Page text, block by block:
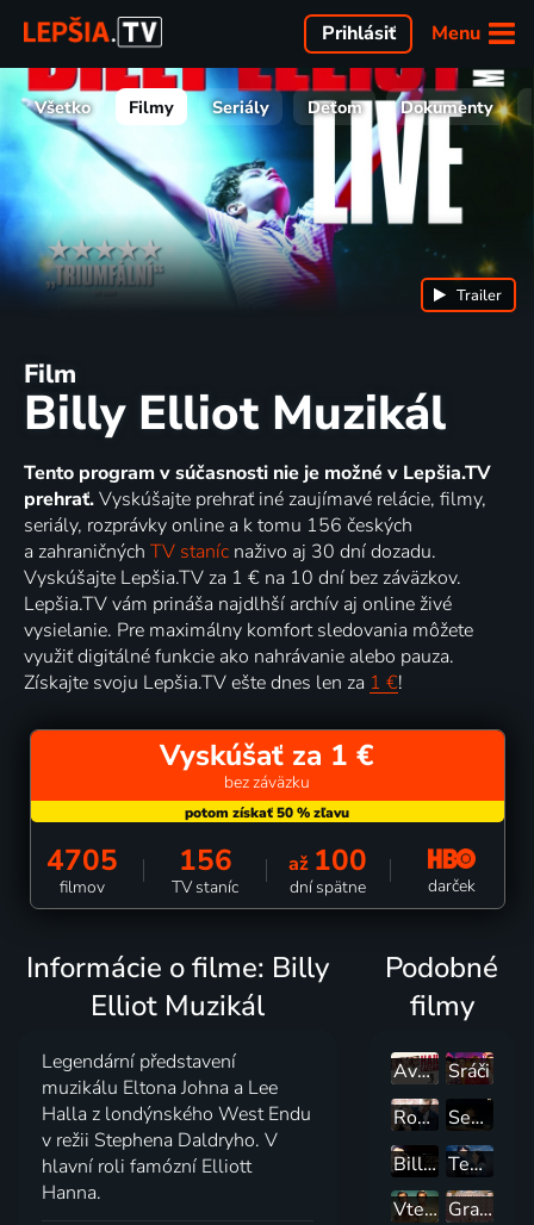
Menu
Prihlásiť
Všetko Filmy Seriály Deťom Dokumenty
Film
Billy Elliot Muzikál
Trailer
Tento program v súčasnosti nie je možné v Lepšia.TV
prehrať.Vyskúšajte prehrať iné zaujímavé relácie, filmy,
seriály, rozprávky online a k tomu 156 českých
a zahraničných TV staníc naživo aj 30 dní dozadu.
Vyskúšajte Lepšia.TV za 1 € na 10 dní bez záväzkov.
Lepšia.TV vám prináša najdlhší archív aj online živé
vysielanie. Pre maximálny komfort sledovania môžete
využiť digitálné funkcie ako nahrávanie alebo pauza.
Získajte svoju Lepšia.TV ešte dnes len za 1 €!
Vyskúšať za 1 €
bez záväzku
4705
filmov
156
TV staníc
až 100
dní spätne darček
Informácie o filme: Billy
Elliot Muzikál
Legendární představení
muzikálu Eltona Johna a Lee
Halla z londýnského West Endu
v režii Stephena Daldryho. V
hlavní roli famózní Elliott
Hanna.
Podobné
filmy
Ave, Caesar!
Sráči
Rozbitý svět
Sea Dragon
Billy Crystal: 700 nedělí
Teória všetkého
Vtedy v Hollywoode
Grandhotel Budapešť